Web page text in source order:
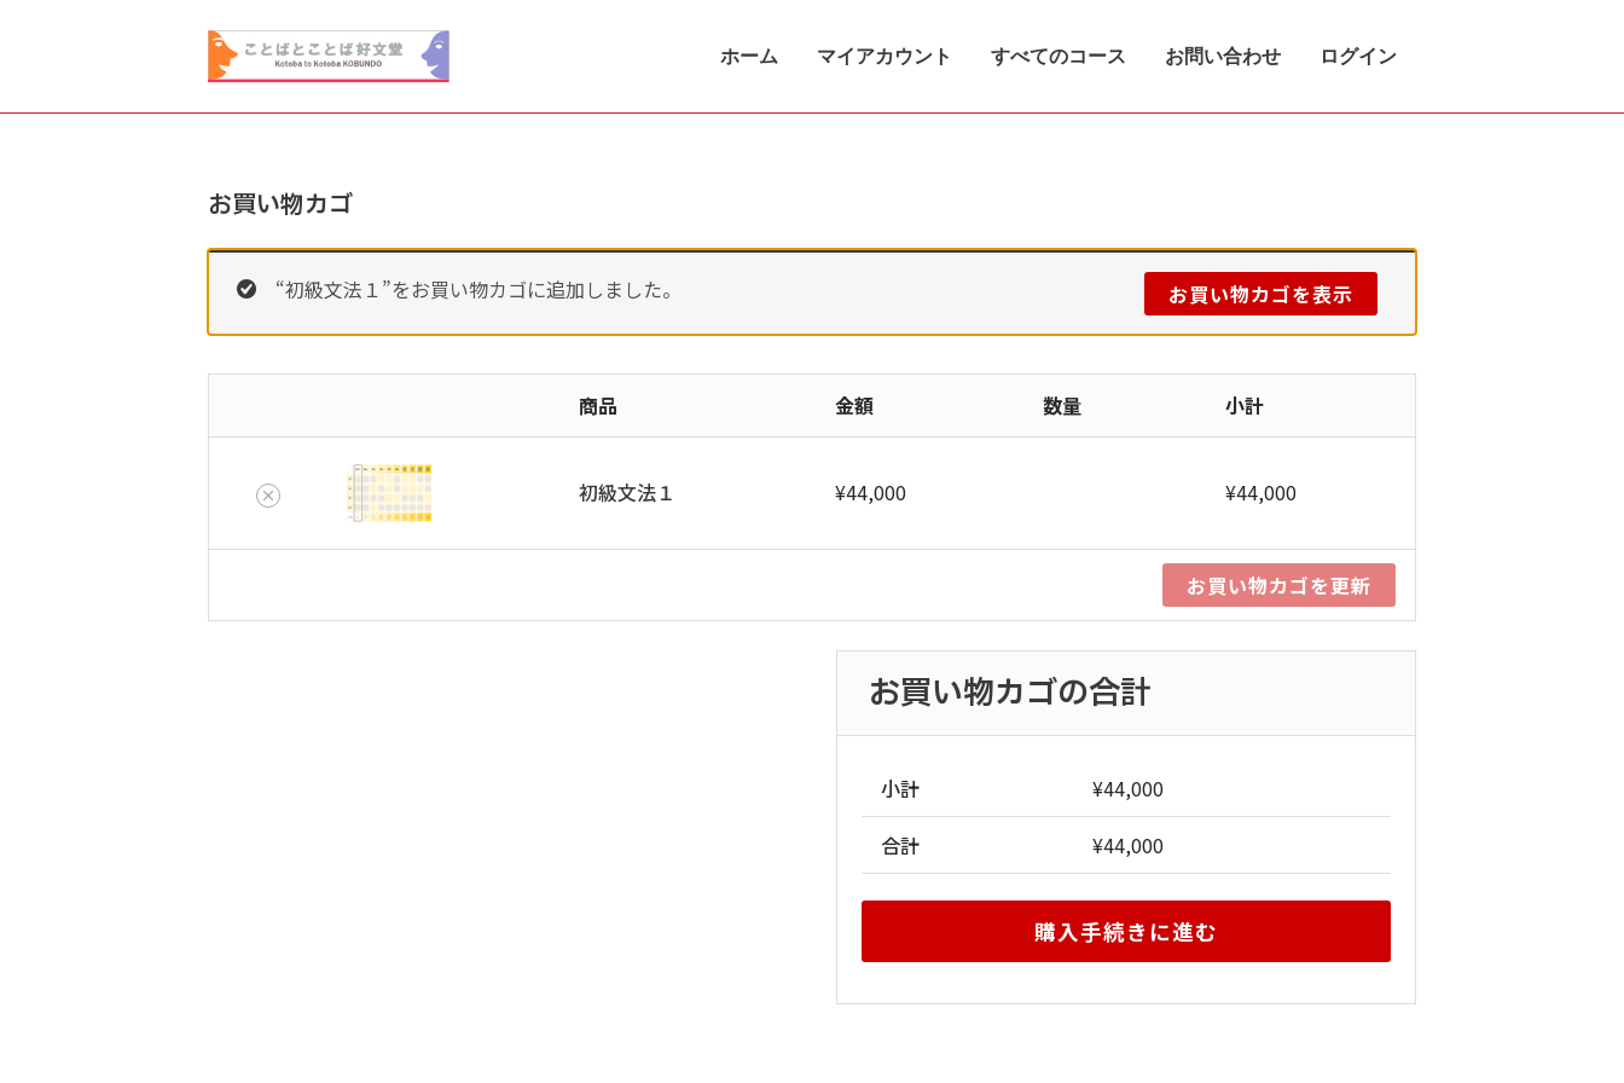
ホーム マイアカウント すべてのコース お問い合わせ ログイン
お買い物カゴ
“初級文法１”をお買い物カゴに追加しました。 お買い物カゴを表示
商品 金額 数量 小計
初級文法１ ¥44,000 ¥44,000
お買い物カゴを更新
お買い物カゴの合計
小計 ¥44,000
合計
¥44,000
購入手続きに進む